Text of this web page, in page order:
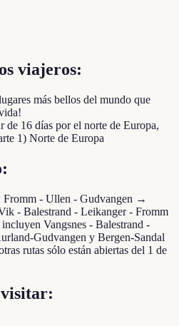
viajeros:
más bellos del mundo que
de 16 días por el norte de Europa,
1) Norte de Europa
Fromm - Ullen - Gudvangen →
- Balestrand - Leikanger - Fromm
Vangsnes - Balestrand -
Gudvangen y Bergen-Sandal
rutas sólo están abiertas del 1 de